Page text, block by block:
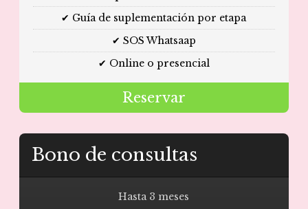
✔ Guía de suplementación por etapa
✔ SOS Whatsaap
✔ Online o presencial
Reservar
Bono de consultas
Hasta 3 meses